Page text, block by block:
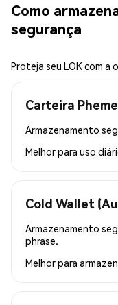
Como
segurança
Proteja seu LOK com a
Carteira
Armazenamento
Melhor para uso
Cold Wallet
Armazenamento
phrase.
Melhor para